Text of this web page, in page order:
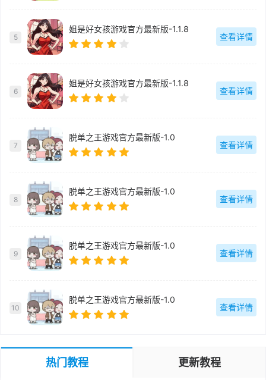
5
姐是好女孩游戏官方最新版-1.1.8
查看详情
6
姐是好女孩游戏官方最新版-1.1.8
查看详情
7
脱单之王游戏官方最新版-1.0
查看详情
8
脱单之王游戏官方最新版-1.0
查看详情
9
脱单之王游戏官方最新版-1.0
查看详情
10
脱单之王游戏官方最新版-1.0
查看详情
热门教程 更新教程